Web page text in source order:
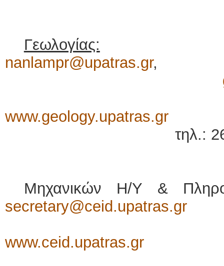
Γεωλογίας:
nanlampr@upatras.gr,
www.geology.upatras.gr
τηλ.:
Μηχανικών Η/Υ &
secretary@ceid.upatras.gr
www.ceid.upatras.gr